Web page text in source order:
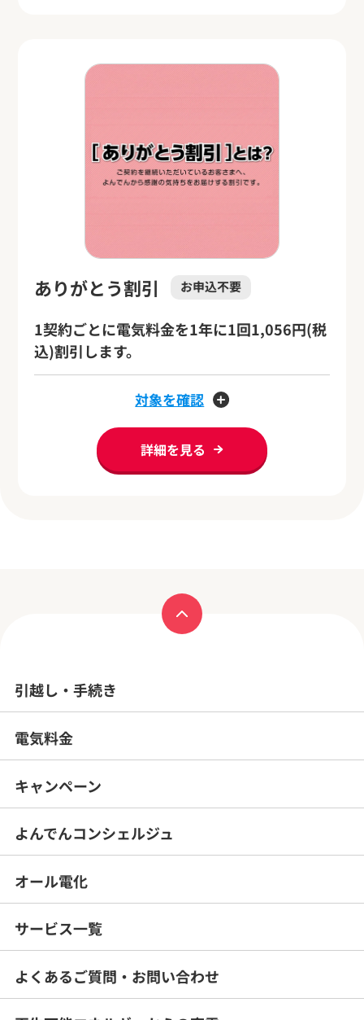
ありがとう割引 お申込不要
1契約ごとに電気料金を1年に1回1,056円(税
込)割引します。
対象を確認
詳細を見る
引越し・手続き
電気料金
キャンペーン
よんでんコンシェルジュ
オール電化
サービス一覧
よくあるご質問・ お問い合わせ